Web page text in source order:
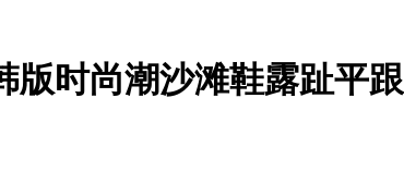
版时尚潮沙滩鞋露趾平跟